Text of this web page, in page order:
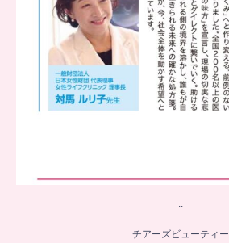
..
チアーズビューティー